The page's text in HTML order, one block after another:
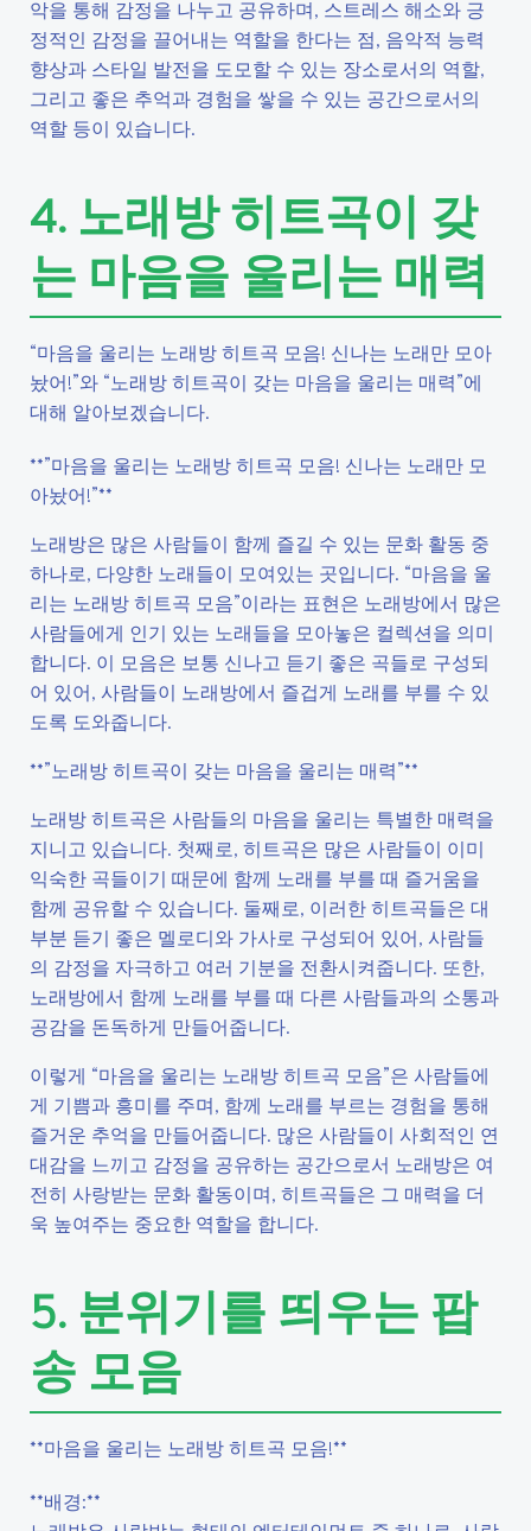
악을 통해 감정을 나누고 공유하며, 스트레스 해소와 긍
정적인 감정을 끌어내는 역할을 한다는 점, 음악적 능력
향상과 스타일 발전을 도모할 수 있는 장소로서의 역할,
그리고 좋은 추억과 경험을 쌓을 수 있는 공간으로서의
역할 등이 있습니다.
4. 노래방 히트곡이 갖
는 마음을 울리는 매력
“마음을 울리는 노래방 히트곡 모음! 신나는 노래만 모아
놨어!”와 “노래방 히트곡이 갖는 마음을 울리는 매력”에
대해 알아보겠습니다.
**”마음을 울리는 노래방 히트곡 모음! 신나는 노래만 모
아놨어!”**
노래방은 많은 사람들이 함께 즐길 수 있는 문화 활동 중
하나로, 다양한 노래들이 모여있는 곳입니다. “마음을 울
리는 노래방 히트곡 모음”이라는 표현은 노래방에서 많은
사람들에게 인기 있는 노래들을 모아놓은 컬렉션을 의미
합니다. 이 모음은 보통 신나고 듣기 좋은 곡들로 구성되
어 있어, 사람들이 노래방에서 즐겁게 노래를 부를 수 있
도록 도와줍니다.
**”노래방 히트곡이 갖는 마음을 울리는 매력”**
노래방 히트곡은 사람들의 마음을 울리는 특별한 매력을
지니고 있습니다. 첫째로, 히트곡은 많은 사람들이 이미
익숙한 곡들이기 때문에 함께 노래를 부를 때 즐거움을
함께 공유할 수 있습니다. 둘째로, 이러한 히트곡들은 대
부분 듣기 좋은 멜로디와 가사로 구성되어 있어, 사람들
의 감정을 자극하고 여러 기분을 전환시켜줍니다. 또한,
노래방에서 함께 노래를 부를 때 다른 사람들과의 소통과
공감을 돈독하게 만들어줍니다.
이렇게 “마음을 울리는 노래방 히트곡 모음”은 사람들에
게 기쁨과 흥미를 주며, 함께 노래를 부르는 경험을 통해
즐거운 추억을 만들어줍니다. 많은 사람들이 사회적인 연
대감을 느끼고 감정을 공유하는 공간으로서 노래방은 여
전히 사랑받는 문화 활동이며, 히트곡들은 그 매력을 더
욱 높여주는 중요한 역할을 합니다.
5. 분위기를 띄우는 팝
송 모음
**마음을 울리는 노래방 히트곡 모음!**
**배경:**